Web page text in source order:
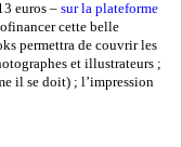
euros – sur la plateforme
cette belle
permettra de couvrir les
et illustrateurs ;
il se doit) ; l’impression